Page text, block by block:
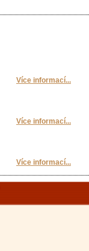
Více informací...
Více informací...
Více informací...